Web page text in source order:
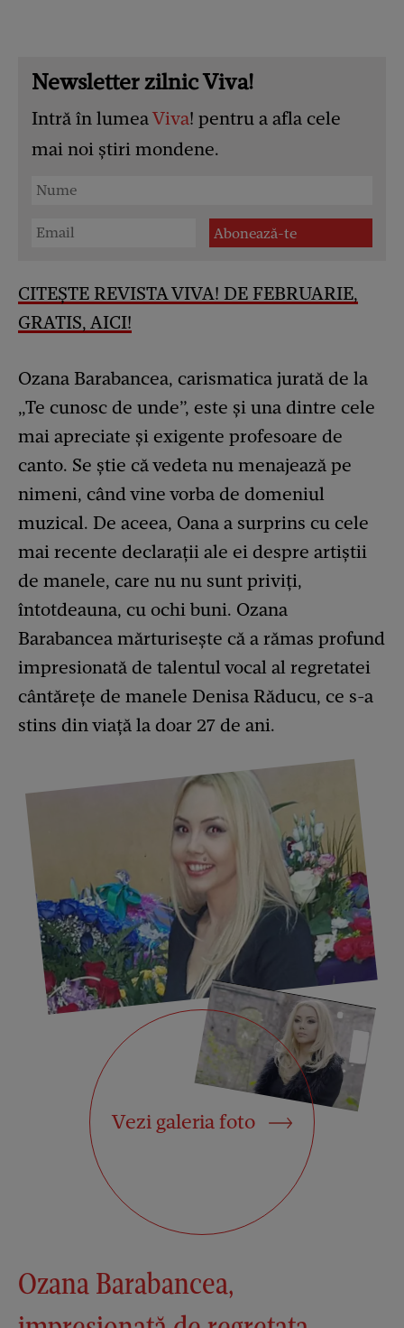
Newsletter zilnic Viva!
Intră în lumeaViva! pentru a afla cele
mai noi știri mondene.
CITEȘTE REVISTA VIVA! DE FEBRUARIE,
GRATIS, AICI!
Ozana Barabancea, carismatica jurată de la
„Te cunosc de unde”, este și una dintre cele
mai apreciate și exigente profesoare de
canto. Se știe că vedeta nu menajează pe
nimeni, când vine vorba de domeniul
muzical. De aceea, Oana a surprins cu cele
mai recente declarații ale ei despre artiștii
de manele, care nu nu sunt priviți,
întotdeauna, cu ochi buni. Ozana
Barabancea mărturisește că a rămas profund
impresionată de talentul vocal al regretatei
cântărețe de manele Denisa Răducu, ce s-a
stins din viață la doar 27 de ani.
Vezi galeria foto
Ozana Barabancea,